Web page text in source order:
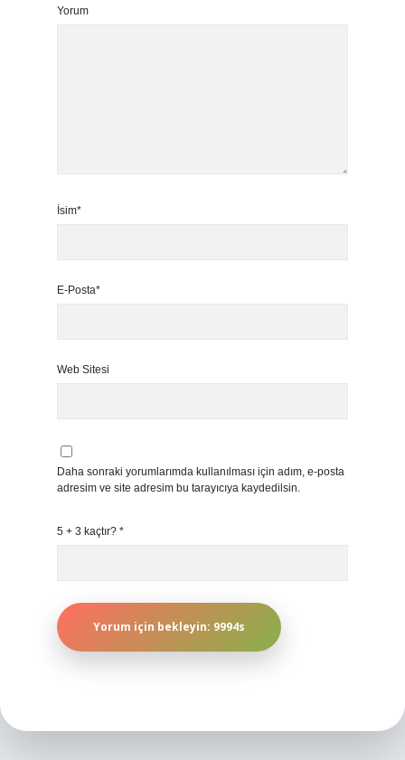
Yorum
İsim*
E-Posta*
Web Sitesi
Daha sonraki yorumlarımda kullanılması için adım, e-posta
adresim ve site adresim bu tarayıcıya kaydedilsin.
5 + 3 kaçtır? *